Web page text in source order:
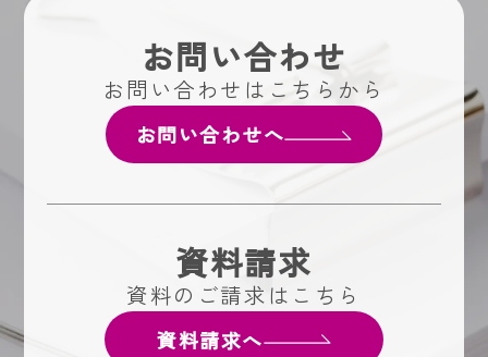
お問い合わせ
お問い合わせはこちらから
お問い合わせへ
資料請求
資料のご請求はこちら
資料請求へ